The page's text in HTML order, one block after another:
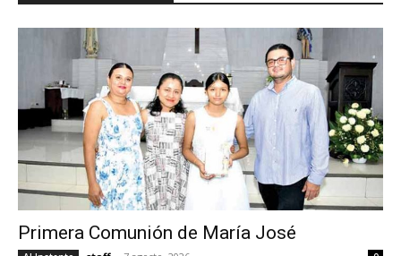
Primera Comunión de María José